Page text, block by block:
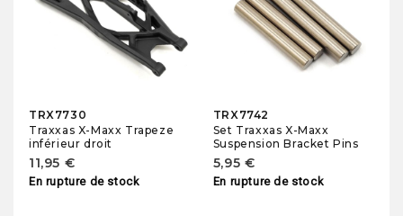
TRX7730
Traxxas X-Maxx Trapeze
inférieur droit
11,95 €
En rupture de stock
TRX7742
Set Traxxas X-Maxx
Suspension Bracket Pins
5,95 €
En rupture de stock